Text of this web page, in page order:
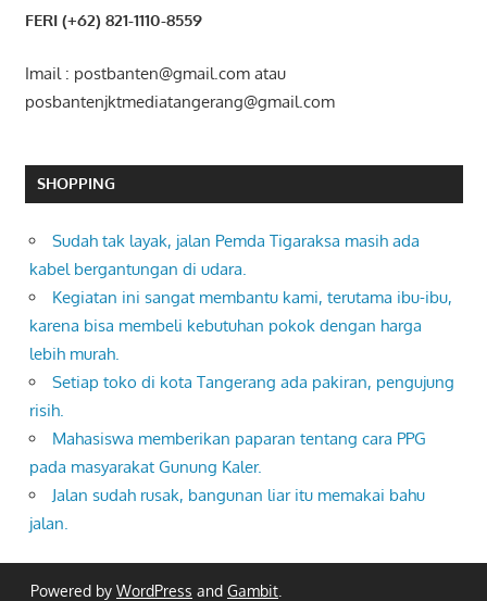
FERI (+62) 821-1110-8559
Imail : postbanten@gmail.com atau
posbantenjktmediatangerang@gmail.com
SHOPPING
Sudah tak layak, jalan Pemda Tigaraksa masih ada
kabel bergantungan di udara.
Kegiatan ini sangat membantu kami, terutama ibu-ibu,
karena bisa membeli kebutuhan pokok dengan harga
lebih murah.
Setiap toko di kota Tangerang ada pakiran, pengujung
risih.
Mahasiswa memberikan paparan tentang cara PPG
pada masyarakat Gunung Kaler.
Jalan sudah rusak, bangunan liar itu memakai bahu
jalan.
Powered by WordPress and Gambit